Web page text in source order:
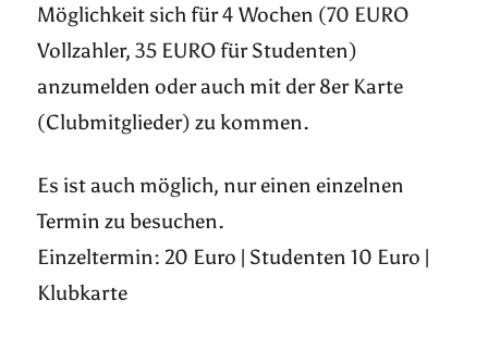
Möglichkeit sich für 4 Wochen (70 EURO
Vollzahler, 35 EURO für Studenten)
anzumelden oder auch mit der 8er Karte
(Clubmitglieder) zu kommen.
Es ist auch möglich, nur einen einzelnen
Termin zu besuchen.
Einzeltermin: 20 Euro | Studenten 10 Euro |
Klubkarte